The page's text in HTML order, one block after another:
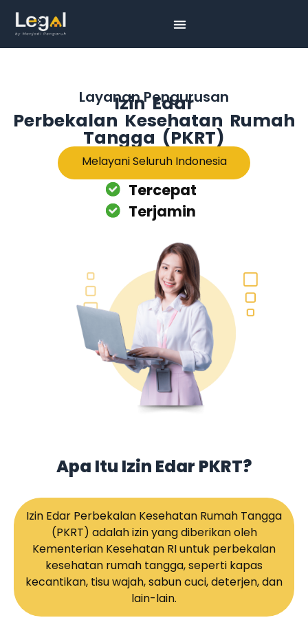
Layanan Pengurusan
Izin Edar
Perbekalan Kesehatan Rumah
Tangga (PKRT)
Melayani Seluruh Indonesia
Tercepat
Terjamin
Apa Itu Izin Edar PKRT?
Izin Edar Perbekalan Kesehatan Rumah Tangga
(PKRT) adalah izin yang diberikan oleh
Kementerian Kesehatan RI untuk perbekalan
kesehatan rumah tangga, seperti kapas
kecantikan, tisu wajah, sabun cuci, deterjen, dan
lain-lain.